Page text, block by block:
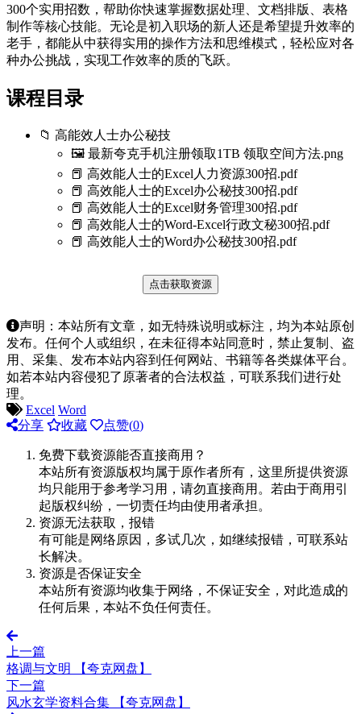
300个实用招数，帮助你快速掌握数据处理、文档排版、表格
制作等核心技能。无论是初入职场的新人还是希望提升效率的
老手，都能从中获得实用的操作方法和思维模式，轻松应对各
种办公挑战，实现工作效率的质的飞跃。
课程目录
📁 高能效人士办公秘技
🖼️ 最新夸克手机注册领取1TB 领取空间方法.png
📕 高效能人士的Excel人力资源300招.pdf
📕 高效能人士的Excel办公秘技300招.pdf
📕 高效能人士的Excel财务管理300招.pdf
📕 高效能人士的Word-Excel行政文秘300招.pdf
📕 高效能人士的Word办公秘技300招.pdf
点击获取资源
声明：本站所有文章，如无特殊说明或标注，均为本站原创
发布。任何个人或组织，在未征得本站同意时，禁止复制、盗
用、采集、发布本站内容到任何网站、书籍等各类媒体平台。
如若本站内容侵犯了原著者的合法权益，可联系我们进行处
理。
Excel Word
分享
收藏 点赞(0)
免费下载资源能否直接商用？
本站所有资源版权均属于原作者所有，这里所提供资源
均只能用于参考学习用，请勿直接商用。若由于商用引
起版权纠纷，一切责任均由使用者承担。
资源无法获取，报错
有可能是网络原因，多试几次，如继续报错，可联系站
长解决。
资源是否保证安全
本站所有资源均收集于网络，不保证安全，对此造成的
任何后果，本站不负任何责任。
上一篇
格调与文明 【夸克网盘】
下一篇
风水玄学资料合集 【夸克网盘】